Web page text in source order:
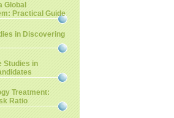
Global
Practical Guide
in Discovering
Studies in
Treatment:
Ratio